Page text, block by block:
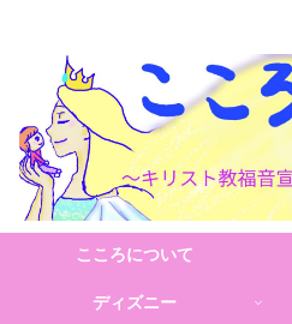
こころについて
ディズニー